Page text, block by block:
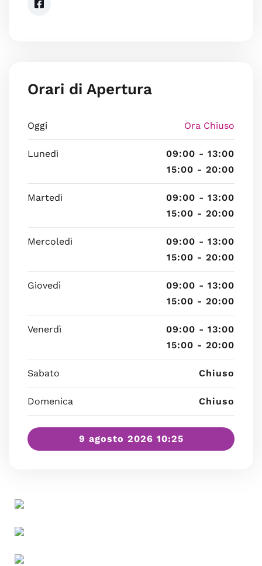
Orari di Apertura
Oggi Ora Chiuso
Lunedì
09:00 - 13:00
15:00 - 20:00
Martedì
09:00 - 13:00
15:00 - 20:00
Mercoledì
09:00 - 13:00
15:00 - 20:00
Giovedì
09:00 - 13:00
15:00 - 20:00
Venerdì
09:00 - 13:00
15:00 - 20:00
Sabato Chiuso
Domenica Chiuso
9 agosto 2026 10:25